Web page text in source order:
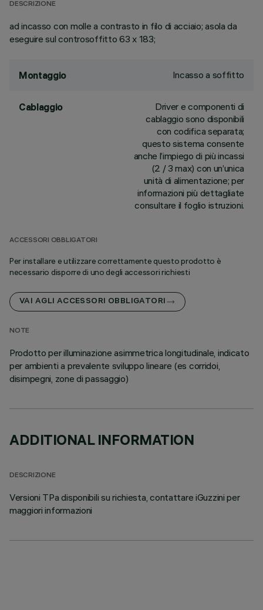
DESCRIZIONE
ad incasso con molle a contrasto in filo di acciaio; asola da
eseguire sul controsoffitto 63 x 183;
Montaggio Incasso a soffitto
Cablaggio
Driver e componenti di
cablaggio sono disponibili
con codifica separata;
questo sistema consente
anche l’impiego di più incassi
(2 / 3 max) con un’unica
unità di alimentazione; per
informazioni più dettagliate
consultare il foglio istruzioni.
ACCESSORI OBBLIGATORI
Per installare e utilizzare correttamente questo prodotto è
necessario disporre di uno degli accessori richiesti
VAI AGLI ACCESSORI OBBLIGATORI
NOTE
Prodotto per illuminazione asimmetrica longitudinale, indicato
per ambienti a prevalente sviluppo lineare (es corridoi,
disimpegni, zone di passaggio)
ADDITIONAL INFORMATION
DESCRIZIONE
Versioni TPa disponibili su richiesta, contattare iGuzzini per
maggiori informazioni